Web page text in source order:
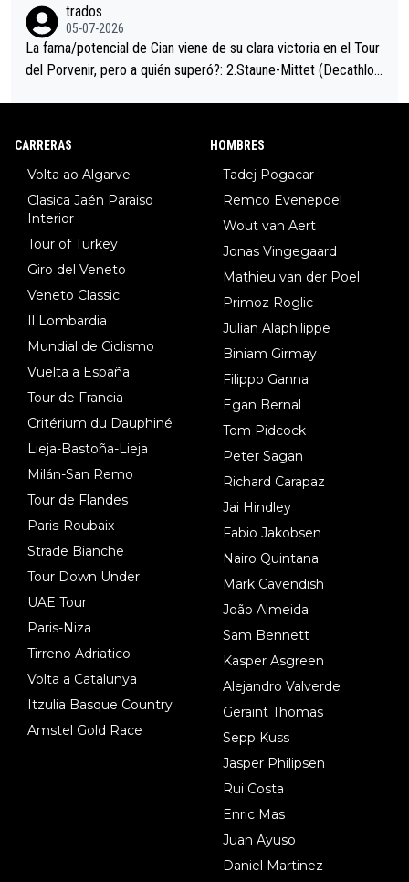
trados
05-07-2026
La fama/potencial de Cian viene de su clara victoria en el Tour
del Porvenir, pero a quién superó?: 2.Staune-Mittet (Decathlon,
8.Lenny Martinez (Bahrein), 9. Van Belle (Visma), 10. Vacek (Li
CARRERAS
Volta ao Algarve
Clasica Jaén Paraiso
Interior
Tour of Turkey
Giro del Veneto
Veneto Classic
Il Lombardia
Mundial de Ciclismo
Vuelta a España
Tour de Francia
Critérium du Dauphiné
Lieja-Bastoña-Lieja
Milán-San Remo
Tour de Flandes
Paris-Roubaix
Strade Bianche
Tour Down Under
UAE Tour
Paris-Niza
Tirreno Adriatico
Volta a Catalunya
Itzulia Basque Country
Amstel Gold Race
HOMBRES
Tadej Pogacar
Remco Evenepoel
Wout van Aert
Jonas Vingegaard
Mathieu van der Poel
Primoz Roglic
Julian Alaphilippe
Biniam Girmay
Filippo Ganna
Egan Bernal
Tom Pidcock
Peter Sagan
Richard Carapaz
Jai Hindley
Fabio Jakobsen
Nairo Quintana
Mark Cavendish
João Almeida
Sam Bennett
Kasper Asgreen
Alejandro Valverde
Geraint Thomas
Sepp Kuss
Jasper Philipsen
Rui Costa
Enric Mas
Juan Ayuso
Daniel Martinez